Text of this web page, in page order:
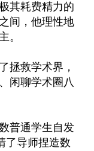
其耗费精力的
间，他理性地
。
拯救学术界，
闲聊学术圈八
普通学生自发
了导师捏造数